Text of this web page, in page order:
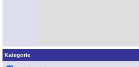
Kategorie